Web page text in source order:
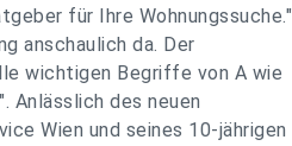
für Ihre Wohnungssuche."
anschaulich da. Der
wichtigen Begriffe von A wie
Anlässlich des neuen
Wien und seines 10-jährigen